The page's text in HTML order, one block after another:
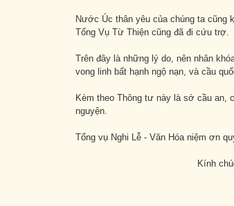
Nước Úc thân yêu của chúng ta cũng
Tổng Vụ Từ Thiện cũng đã đi cứu trợ.
Trên đây là những lý do, nên nhân
vong linh bất hạnh ngộ nạn, và cầu
Kèm theo Thông tư này là sớ cầu an,
nguyện.
Tổng vụ Nghi Lễ - Văn Hóa niệm ơn
Kính